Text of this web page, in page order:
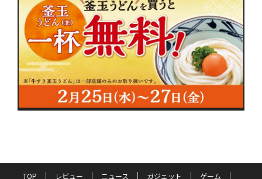
TOP レビュー ニュース ガジェット
ゲーム